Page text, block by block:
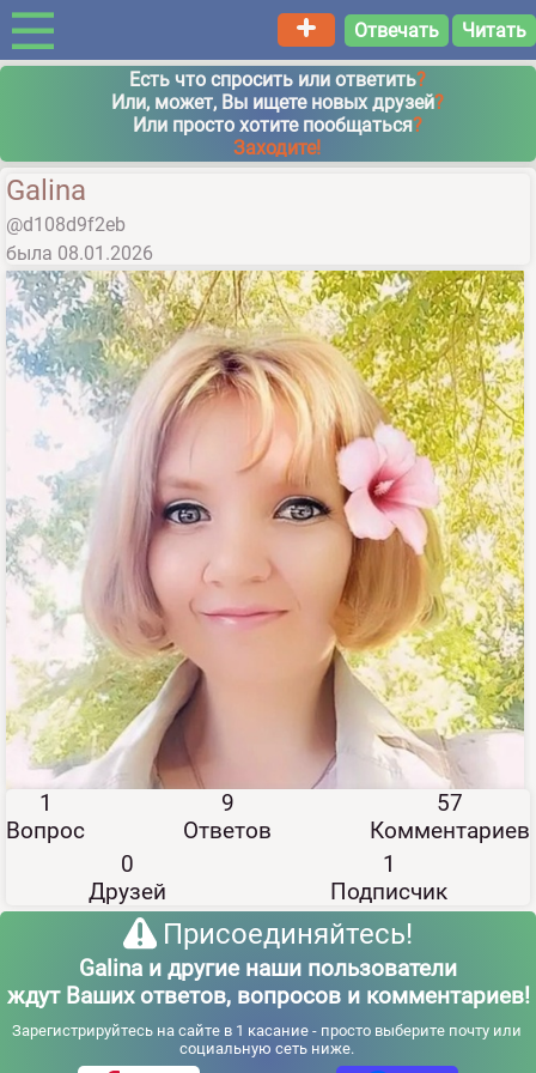
Отвечать Читать
Есть что спросить или ответить?
Или, может, Вы ищете новых друзей?
Или просто хотите пообщаться?
Заходите!
Galina
@d108d9f2eb
была 08.01.2026
1
Вопрос
9
Ответов
57
Комментариев
0
Друзей
1
Подписчик
Присоединяйтесь!
Galina и другие наши пользователи
ждут Ваших ответов, вопросов и комментариев!
Зарегистрируйтесь на сайте в 1 касание - просто выберите почту или
социальную сеть ниже.